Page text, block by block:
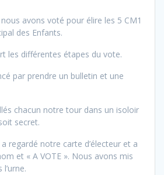
avons voté pour élire les 5 CM1
des Enfants.
les différentes étapes du vote.
par prendre un bulletin et une
chacun notre tour dans un isoloir
secret.
regardé notre carte d’électeur et a
et « A VOTE ». Nous avons mis